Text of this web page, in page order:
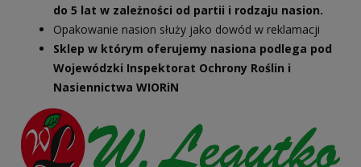
do 5 lat w zależności od partii i rodzaju nasion.
Opakowanie nasion służy jako dowód w reklamacji
Sklep w którym oferujemy nasiona podlega pod
Wojewódzki Inspektorat Ochrony Roślin i
Nasiennictwa WIORiN